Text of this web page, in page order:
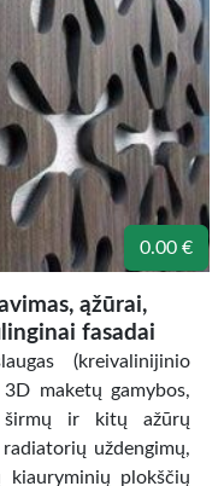
0.00 €
ąžūrai,
fasadai
(kreivalinijinio
maketų gamybos,
širmų ir kitų ažūrų
uždengimų,
plokščių